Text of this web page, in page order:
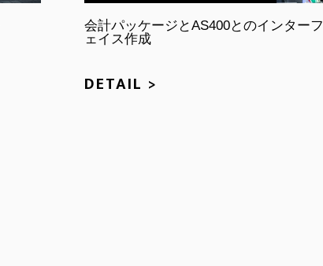
会計パッケージとAS400とのインターフ
ェイス作成
DETAIL >